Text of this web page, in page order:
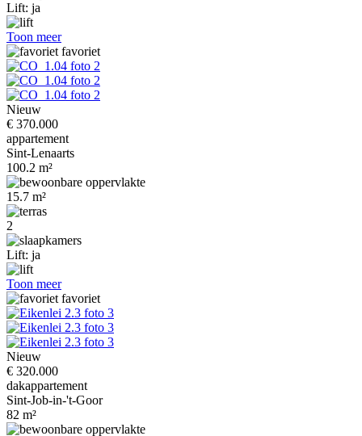
Lift: ja
Toon meer
favoriet
Nieuw
€ 370.000
appartement
Sint-Lenaarts
100.2 m²
15.7 m²
2
Lift: ja
Toon meer
favoriet
Nieuw
€ 320.000
dakappartement
Sint-Job-in-'t-Goor
82 m²